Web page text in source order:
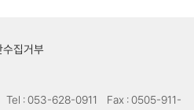
수집거부
Tel :053-628-0911 Fax :0505-911-